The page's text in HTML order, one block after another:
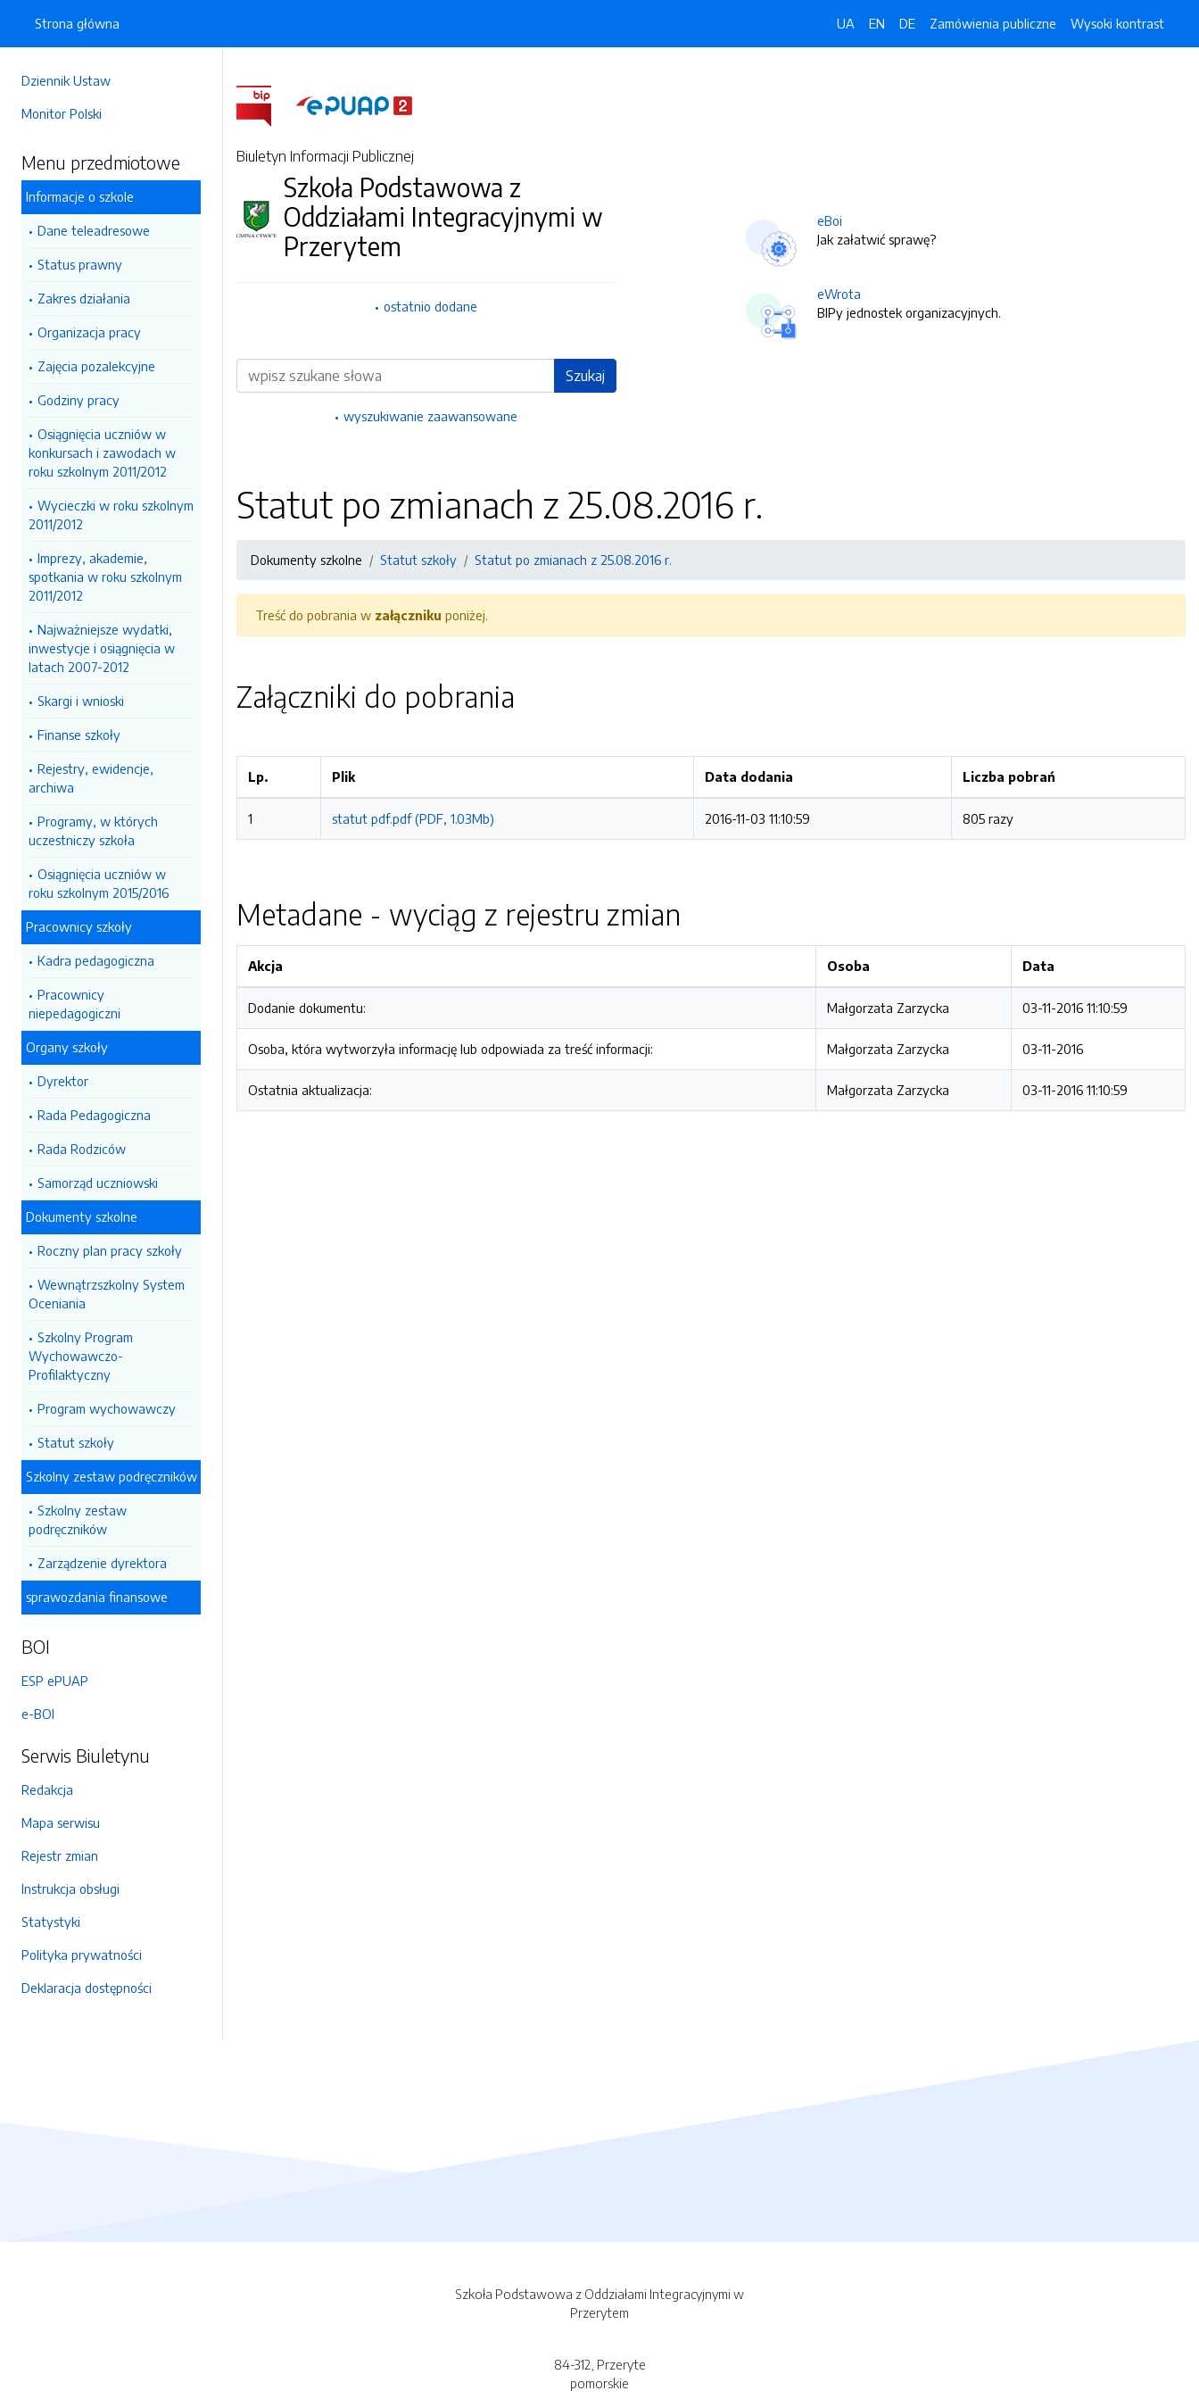
Dziennik Ustaw
Monitor Polski
Menu przedmiotowe
Informacje o szkole
Dane teleadresowe
Status prawny
Zakres działania
Organizacja pracy
Zajęcia pozalekcyjne
Godziny pracy
Osiągnięcia uczniów w
konkursach i zawodach w
roku szkolnym 2011/2012
Wycieczki w roku szkolnym
2011/2012
Imprezy, akademie,
spotkania w roku szkolnym
2011/2012
Najważniejsze wydatki,
inwestycje i osiągnięcia w
latach 2007-2012
Skargi i wnioski
Finanse szkoły
Rejestry, ewidencje,
archiwa
Programy, w których
uczestniczy szkoła
Osiągnięcia uczniów w
roku szkolnym 2015/2016
Pracownicy szkoły
Kadra pedagogiczna
Pracownicy
niepedagogiczni
Organy szkoły
Dyrektor
Rada Pedagogiczna
Rada Rodziców
Samorząd uczniowski
Dokumenty szkolne
Roczny plan pracy szkoły
Wewnątrzszkolny System
Oceniania
Szkolny Program
Wychowawczo-
Profilaktyczny
Program wychowawczy
Statut szkoły
Szkolny zestaw podręczników
Szkolny zestaw
podręczników
Zarządzenie dyrektora
sprawozdania finansowe
BOI
ESP ePUAP
e-BOI
Serwis Biuletynu
Redakcja
Mapa serwisu
Rejestr zmian
Instrukcja obsługi
Statystyki
Polityka prywatności
Deklaracja dostępności
Strona główna UA EN DE Zamówienia publiczne Wysoki kontrast
Biuletyn Informacji Publicznej
Szkoła Podstawowa z
Oddziałami Integracyjnymi w
Przerytem
ostatnio dodane
Wyszukiwarka Szukaj
wyszukiwanie zaawansowane
eBoi
Jak załatwić sprawę?
eWrota
BIPy jednostek organizacyjnych.
Statut po zmianach z 25.08.2016 r.
Dokumenty szkolne Statut szkoły Statut po zmianach z 25.08.2016 r.
Treść do pobrania w załączniku poniżej.
Załączniki do pobrania
Lp. Plik Data dodania Liczba pobrań
1 statut pdf.pdf (PDF, 1.03Mb) 2016-11-03 11:10:59 805 razy
Metadane - wyciąg z rejestru zmian
Akcja Osoba Data
Dodanie dokumentu: Małgorzata Zarzycka 03-11-2016 11:10:59
Osoba, która wytworzyła informację lub odpowiada za treść informacji: Małgorzata Zarzycka 03-11-2016
Ostatnia aktualizacja: Małgorzata Zarzycka 03-11-2016 11:10:59
Szkoła Podstawowa z Oddziałami Integracyjnymi w
Przerytem
84-312, Przeryte
pomorskie